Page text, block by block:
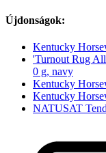
Újdonságok:
Kentucky
'Turnout Rug
0 g, navy
Kentucky
Kentucky
NATUSAT